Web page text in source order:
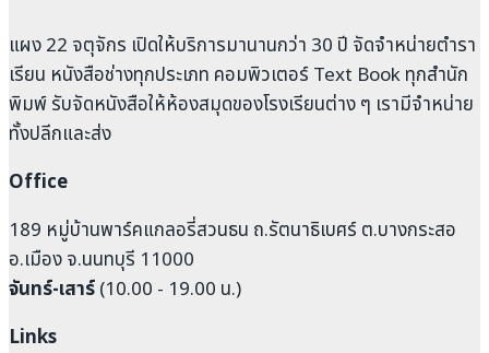
แผง 22 จตุจักร เปิดให้บริการมานานกว่า 30 ปี จัดจำหน่ายตำรา
เรียน หนังสือช่างทุกประเภท คอมพิวเตอร์ Text Book ทุกสำนัก
พิมพ์ รับจัดหนังสือให้ห้องสมุดของโรงเรียนต่าง ๆ เรามีจำหน่าย
ทั้งปลีกและส่ง
Office
189 หมู่บ้านพาร์คแกลอรี่สวนธน ถ.รัตนาธิเบศร์ ต.บางกระสอ
อ.เมือง จ.นนทบุรี 11000
จันทร์-เสาร์(10.00 - 19.00 น.)
Links